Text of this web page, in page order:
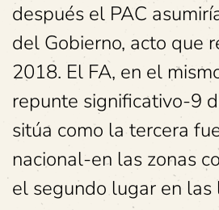
después el PAC
del Gobierno, acto que
2018. El FA, en el
repunte significativo-9
sitúa como la tercera
nacional-en las zonas
el segundo lugar en las